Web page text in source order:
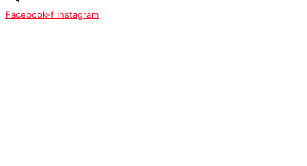
Facebook-f Instagram